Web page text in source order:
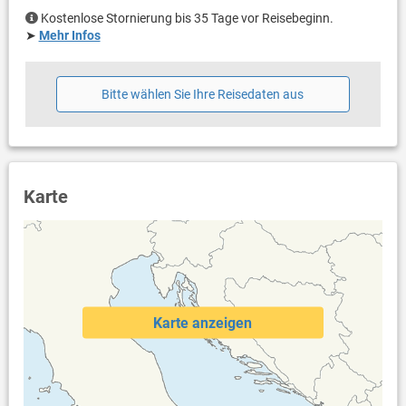
Kostenlose Stornierung bis 35 Tage vor Reisebeginn.
➤ Mehr Infos
Bitte wählen Sie Ihre Reisedaten aus
Karte
Karte anzeigen